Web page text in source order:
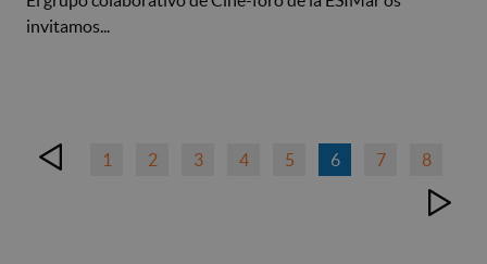
invitamos...
1 2 3 4 5 6 7 8